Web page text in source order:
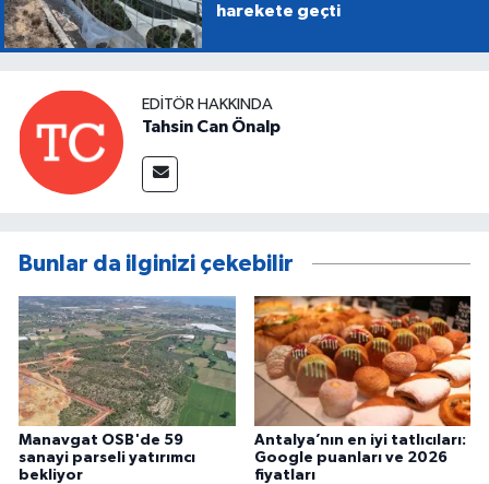
harekete geçti
EDITÖR HAKKINDA
Tahsin Can Önalp
Bunlar da ilginizi çekebilir
Manavgat OSB'de 59
sanayi parseli yatırımcı
bekliyor
Antalya’nın en iyi tatlıcıları:
Google puanları ve 2026
fiyatları